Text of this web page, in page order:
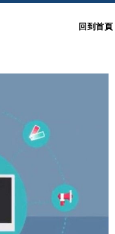
回到首頁